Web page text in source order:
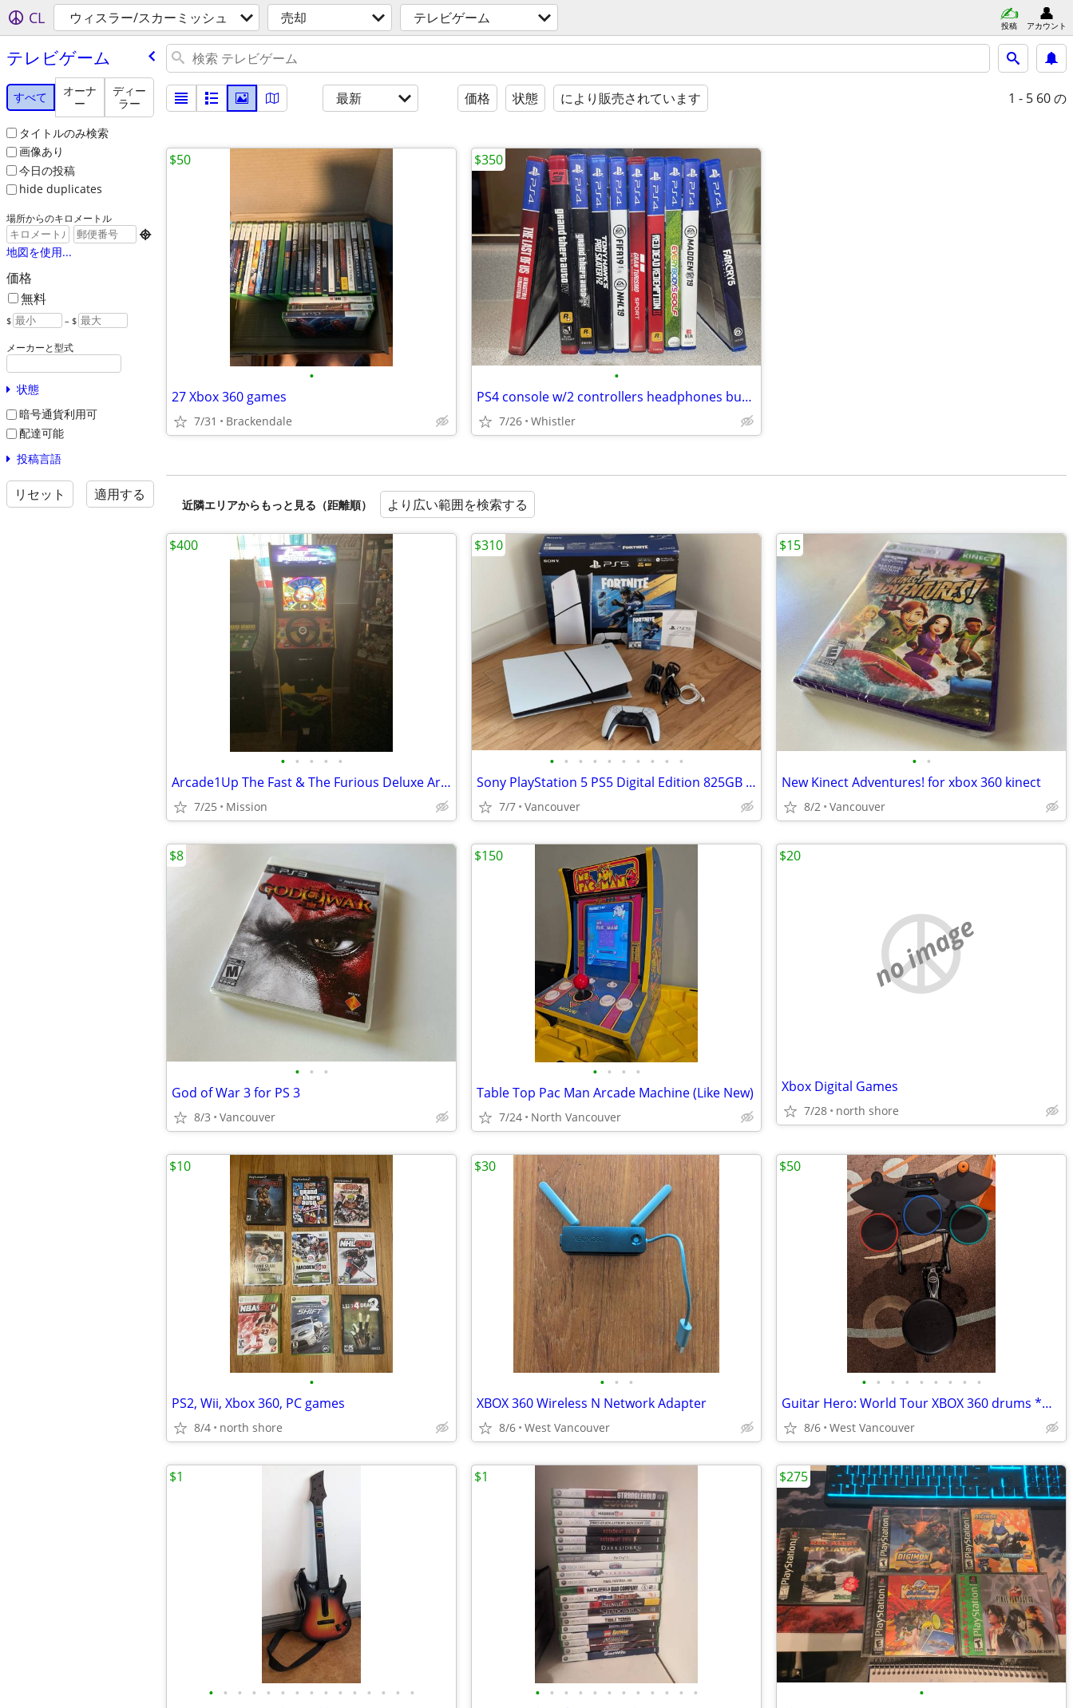
CL ウィスラー/スカーミッシュ 売却 テレビゲーム 投稿 アカウント
テレビゲーム
すべて
オーナ
ー
ディー
ラー
タイトルのみ検索
画像あり
今日の投稿
hide duplicates
場所からのキロメートル

地図を使用...
価格
無料
$ – $
メーカーと型式
状態
暗号通貨利用可
配達可能
投稿言語
リセット 適用する
最新 価格 状態 により販売されています 1 - 5 60 の
•
27 Xbox 360 games
7/31 Brackendale
$50
•
PS4 console w/2 controllers headphones bunch of games
7/26 Whistler
$350
近隣エリアからもっと見る（距離順） より広い範囲を検索する
• • • • •
Arcade1Up The Fast & The Furious Deluxe Arcade Game
7/25 Mission
$400
• • • • • • • • • •
Sony PlayStation 5 PS5 Digital Edition 825GB Model CFI-2115 Complete -Fairly use
7/7 Vancouver
$310
• •
New Kinect Adventures! for xbox 360 kinect
8/2 Vancouver
$15
• • •
God of War 3 for PS 3
8/3 Vancouver
$8
• • • •
Table Top Pac Man Arcade Machine (Like New)
7/24 North Vancouver
$150
no image
Xbox Digital Games
7/28 north shore
$20
•
PS2, Wii, Xbox 360, PC games
8/4 north shore
$10
• • •
XBOX 360 Wireless N Network Adapter
8/6 West Vancouver
$30
• • • • • • • • •
Guitar Hero: World Tour XBOX 360 drums *NO PEDAL*
8/6 West Vancouver
$50
• • • • • • • • • • • • • • •
$1
• • • • • • • • • • • •
$1
•
$275